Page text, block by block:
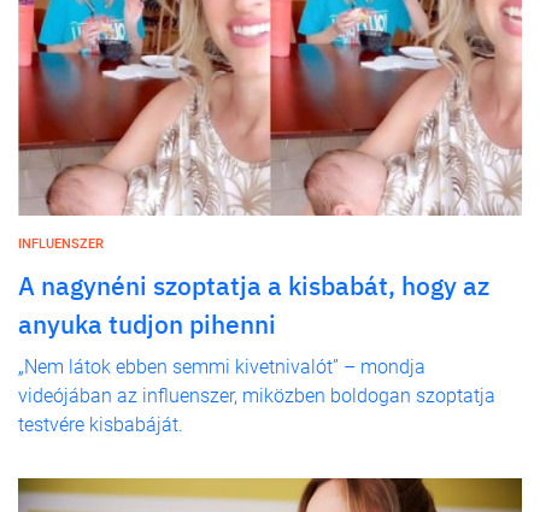
INFLUENSZER
A nagynéni szoptatja a kisbabát, hogy az
anyuka tudjon pihenni
„Nem látok ebben semmi kivetnivalót” – mondja
videójában az influenszer, miközben boldogan szoptatja
testvére kisbabáját.